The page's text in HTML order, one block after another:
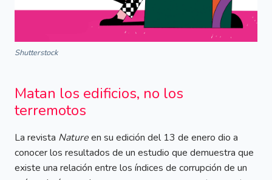
Shutterstock
Matan los edificios, no los
terremotos
La revista Natureen su edición del 13 de enero dio a
conocer los resultados de un estudio que demuestra que
existe una relación entre los índices de corrupción de un